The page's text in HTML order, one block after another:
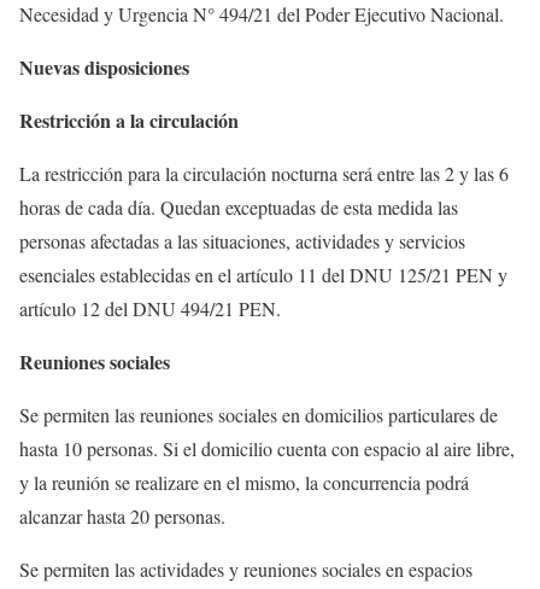
Necesidad y Urgencia N° 494/21 del Poder Ejecutivo Nacional.
Nuevas disposiciones
Restricción a la circulación
La restricción para la circulación nocturna será entre las 2 y las 6
horas de cada día. Quedan exceptuadas de esta medida las
personas afectadas a las situaciones, actividades y servicios
esenciales establecidas en el artículo 11 del DNU 125/21 PEN y
artículo 12 del DNU 494/21 PEN.
Reuniones sociales
Se permiten las reuniones sociales en domicilios particulares de
hasta 10 personas. Si el domicilio cuenta con espacio al aire libre,
y la reunión se realizare en el mismo, la concurrencia podrá
alcanzar hasta 20 personas.
Se permiten las actividades y reuniones sociales en espacios